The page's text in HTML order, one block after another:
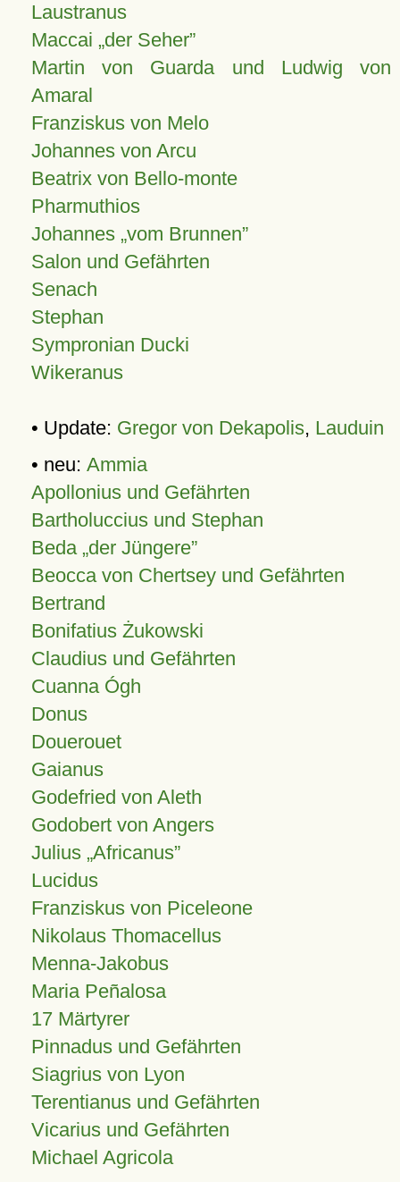
Laustranus
Maccai „der Seher”
Martin von Guarda und Ludwig von
Amaral
Franziskus von Melo
Johannes von Arcu
Beatrix von Bello-monte
Pharmuthios
Johannes vom Brunnen
Salon und Gefährten
Senach
Stephan
Sympronian Ducki
Wikeranus
• Update: Gregor von Dekapolis, Lauduin
• neu: Ammia
Apollonius und Gefährten
Bartholuccius und Stephan
Beda „der Jüngere”
Beocca von Chertsey und Gefährten
Bertrand
Bonifatius Żukowski
Claudius und Gefährten
Cuanna Ógh
Donus
Douerouet
Gaianus
Godefried von Aleth
Godobert von Angers
Julius Africanus
Lucidus
Franziskus von Piceleone
Nikolaus Thomacellus
Menna-Jakobus
Maria Peñalosa
17 Märtyrer
Pinnadus und Gefährten
Siagrius von Lyon
Terentianus und Gefährten
Vicarius und Gefährten
Michael Agricola